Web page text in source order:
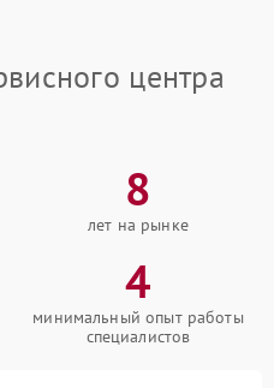
центра
8
лет на рынке
4
минимальный опыт работы
специалистов